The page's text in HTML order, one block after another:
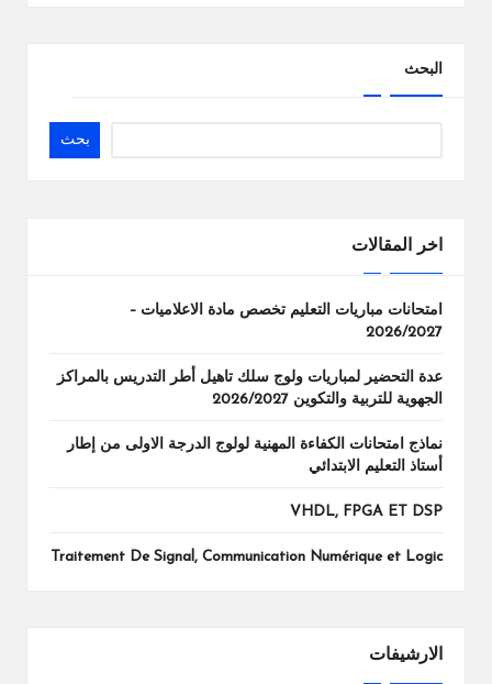
البحث
بحث
اخر المقالات
امتحانات مباريات التعليم تخصص مادة الاعلاميات –
2026/2027
عدة التحضير لمباريات ولوج سلك تاهيل أطر التدريس بالمراكز
الجهوية للتربية والتكوين 2026/2027
نماذج امتحانات الكفاءة المهنية لولوج الدرجة الاولى من إطار
أستاذ التعليم الابتدائي
VHDL, FPGA ET DSP
Traitement De Signal, Communication Numérique et Logic
الارشيفات